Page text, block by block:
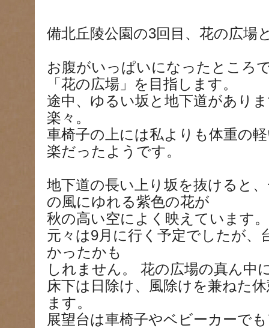
備北丘陵公園の3回目、花の広場
お腹がいっぱいになったところ
「花の広場」を目指します。
途中、ゆるい坂と地下道があり
楽々。
車椅子の上には私よりも体重の
楽だったようです。
地下道の長い上り坂を抜けると
の風にゆれる紫色の花が
秋の高い空によく映えています
元々は9月に行く予定でしたが、
かったかも
しれません。 花の広場の真ん中
床下は日除け、風除けを兼ねた
ます。
展望台は車椅子やベビーカーで